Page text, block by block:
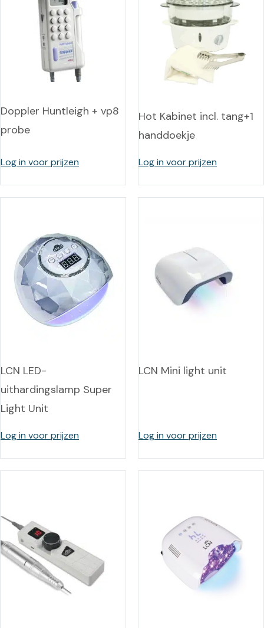
Doppler Huntleigh + vp8
probe
Log in voor prijzen
Hot Kabinet incl. tang+1
handdoekje
Log in voor prijzen
LCN LED-
uithardingslamp Super
Light Unit
Log in voor prijzen
LCN Mini light unit
Log in voor prijzen